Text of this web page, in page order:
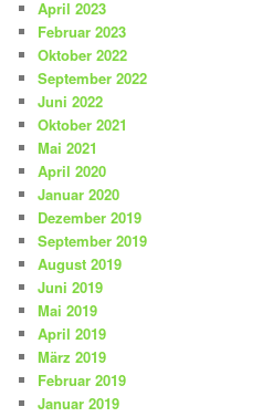
April 2023
Februar 2023
Oktober 2022
September 2022
Juni 2022
Oktober 2021
Mai 2021
April 2020
Januar 2020
Dezember 2019
September 2019
August 2019
Juni 2019
Mai 2019
April 2019
März 2019
Februar 2019
Januar 2019